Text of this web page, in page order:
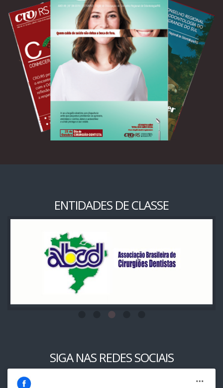
ENTIDADES DE CLASSE
SIGA NAS REDES SOCIAIS